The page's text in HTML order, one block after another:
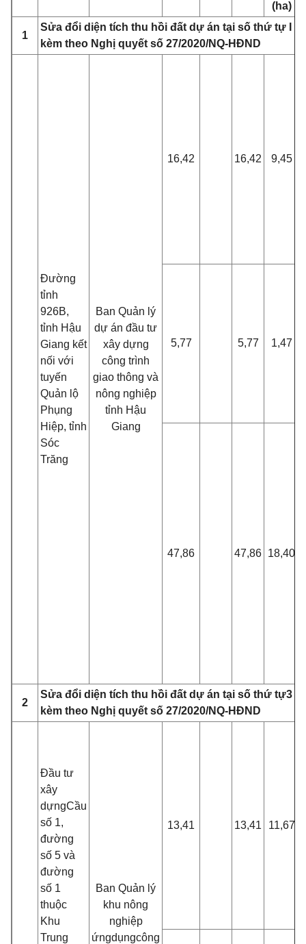
(ha)
1
Sửa đổi diện tích thu hồi đất dự án tại số thứ tự I
kèm theo Nghị quyết số 27/2020/NQ-HĐND
Đường
tỉnh
926B,
tỉnh Hậu
Giang kết
nối với
tuyến
Quản lộ
Phụng
Hiệp, tỉnh
Sóc
Trăng
Ban Quản lý
dự án đầu tư
xây dựng
công trình
giao thông và
nông nghiệp
tỉnh Hậu
Giang
16,42 16,42 9,45
5,77 5,77 1,47
47,86 47,86 18,40
2
Sửa đổi diện tích thu hồi đất dự án tại số thứ tự3
kèm theo Nghị quyết số 27/2020/NQ-HĐND
Đầu tư
xây
dựngCầu
số 1,
đường
số 5 và
đường
số 1
thuộc
Khu
Trung
Ban Quản lý
khu nông
nghiệp
ứngdụngcông
13,41 13,41 11,67